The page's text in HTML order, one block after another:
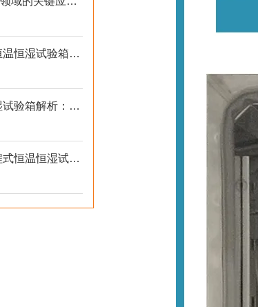
2026年落地款可程式恒温恒湿试验箱：风冷水冷定制选型指南
2026年可程式恒温恒湿试验箱解析：风冷水冷定制场景选型参考
【2026选型指南】可程式恒温恒湿试验箱：步进低配设备避坑指南